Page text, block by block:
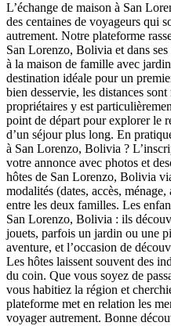
L’échange de maison à San
des centaines de voyageurs qui
autrement. Notre plateforme
San Lorenzo, Bolivia et dans
à la maison de famille avec
destination idéale pour un
bien desservie, les distances
propriétaires y est
point de départ pour explorer le
d’un séjour plus long. En
à San Lorenzo, Bolivia ?
votre annonce avec photos et
hôtes de San Lorenzo, Bolivia
modalités (dates, accès,
entre les deux familles. Les
San Lorenzo, Bolivia : ils
jouets, parfois un jardin ou une
aventure, et l’occasion de
Les hôtes laissent souvent des
du coin. Que vous soyez de
vous habitiez la région et
plateforme met en relation les
voyager autrement. Bonne